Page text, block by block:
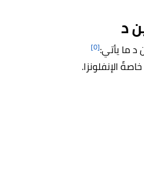
د
ما يأتي:[٥]
الإنفلونزا.